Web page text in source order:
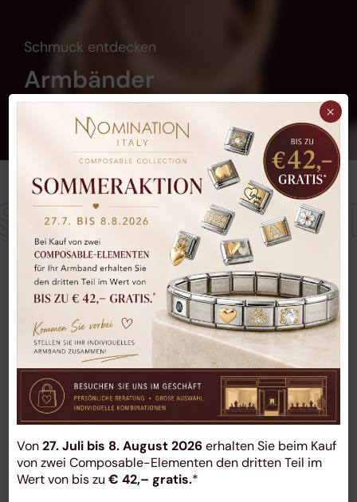
Schmuck entdecken
Armbänder
Mehr erfahren
Persönliche Beratung & Handwerk
seit 1991
Juwelen Neufeld ist mehr als ein Schmuckgeschäft. In
Bad Vöslau verbinden wir persönliche Beratung,
Goldschmiedearbeit und Serviceleistungen rund um
Schmuck und Uhren. Bestehende Schmuckstücke
Von27. Juli bis 8. August 2026erhalten Sie beim Kauf
von zwei Composable-Elementen den dritten Teil im
Wert von bis zu€ 42,– gratis.*
×